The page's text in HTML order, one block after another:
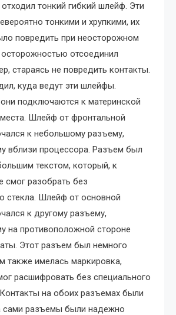
тонкий гибкий шлейф. Эти
тонкими и хрупкими, их
повредить при неосторожном
отсоединил
стараясь не повредить контакты.
куда ведут эти шлейфы.
подключаются к материнской
Шлейф от фронтальной
к небольшому разъему,
вблизи процессора. Разъем был
текстом, который, к
смог разобрать без
стекла. Шлейф от основной
к другому разъему,
на противоположной стороне
Этот разъем был немного
также имелась маркировка,
расшифровать без специального
на обоих разъемах были
сами разъемы были надежно